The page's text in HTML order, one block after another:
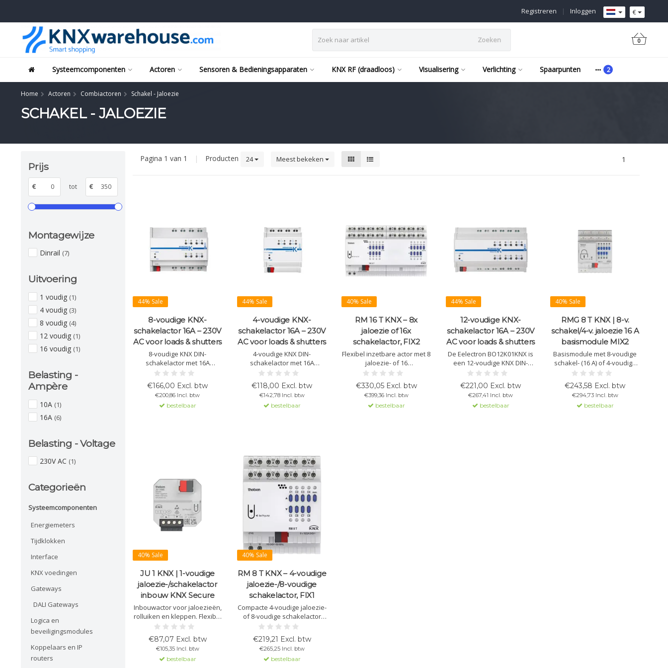
€
Inloggen
|
Registreren
Zoeken 0
Systeemcomponenten Actoren Sensoren & Bedieningsapparaten KNX RF (draadloos) Visualisering Verlichting Spaarpunten
Home Actoren Combiactoren Schakel - Jaloezie
SCHAKEL - JALOEZIE
Prijs
€ tot €
Montagewijze
Dinrail (7)
Uitvoering
1 voudig (1)
4 voudig (3)
8 voudig (4)
12 voudig (1)
16 voudig (1)
Belasting -
Ampère
10A (1)
16A (6)
Belasting - Voltage
230V AC (1)
Categorieën
Systeemcomponenten
Energiemeters
Tijdklokken
Interface
KNX voedingen
Gateways
DALI Gateways
Logica en
beveiligingsmodules
Koppelaars en IP
routers
Pagina 1 van 1 | Producten 24 Meest bekeken 1
44% Sale
8-voudige KNX-
schakelactor 16A – 230V
AC voor loads & shutters
8-voudige KNX DIN-
schakelactor met 16A
relaisuitgangen voor
verlichting, algemene lasten
en sturing van jaloezieën of
rolluiken. Voorzien van 8
logische functies en een
€166,00 Excl. btw
€200,86 Incl. btw
bestelbaar
44% Sale
4-voudige KNX-
schakelactor 16A – 230V
AC voor loads & shutters
4-voudige KNX DIN-
schakelactor met 16A
relaisuitgangen voor
verlichting, algemene lasten
en sturing van jaloezieën of
rolluiken. Voorzien van 8
logische functies en een
€118,00 Excl. btw
€142,78 Incl. btw
bestelbaar
40% Sale
RM 16 T KNX – 8x
jaloezie of 16x
schakelactor, FIX2
Flexibel inzetbare actor met 8
jaloezie- of 16
schakelkanalen (max. 16 A).
Voor zonwering, dakramen
of ventilatie. Met LED-status
en handbediening.
€330,05 Excl. btw
€399,36 Incl. btw
bestelbaar
44% Sale
12-voudige KNX-
schakelactor 16A – 230V
AC voor loads & shutters
De Eelectron BO12K01KNX is
een 12-voudige KNX DIN-
schakelactor met 16A
relaisuitgangen voor
verlichting, elektrische lasten
en jaloezie- of rolluiksturing.
Met 8 logische functies en
€221,00 Excl. btw
€267,41 Incl. btw
bestelbaar
40% Sale
RMG 8 T KNX | 8-v.
schakel/4-v. jaloezie 16 A
basismodule MIX2
Basismodule met 8-voudige
schakel- (16 A) of 4-voudige
jaloeziefunctie. Flexibel
inzetbaar, uitbreidbaar tot 24
kanalen. Handbediening en
status-LED’s. Geschikt voor
standaardlasten, KNX Data
€243,58 Excl. btw
€294,73 Incl. btw
bestelbaar
40% Sale
JU 1 KNX | 1-voudige
jaloezie-/schakelactor
inbouw KNX Secure
Inbouwactor voor jaloezieën,
rolluiken en kleppen. Flexibel
in te stellen als jaloezieactor
Met KNX Data Secure,
ventilatiefunctie en binaire
ingangen.
€87,07 Excl. btw
€105,35 Incl. btw
bestelbaar
40% Sale
RM 8 T KNX – 4-voudige
jaloezie-/8-voudige
schakelactor, FIX1
Compacte 4-voudige jaloezie-
of 8-voudige schakelactor
met FIX1-module.
geschikt voor zonwering,
ramen en ventilatie (16 A).
€219,21 Excl. btw
€265,25 Incl. btw
bestelbaar